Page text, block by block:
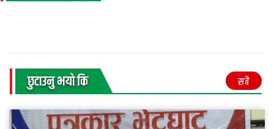
छुटाउनु भयाे कि सबै